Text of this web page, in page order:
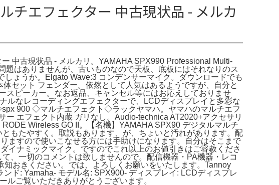
チエフェクター 中古現状品 - メルカ
中古現状品 - メルカリ。YAMAHA SPX990 Professional Multi-
はありませんが、古いものなので天板、底板にはそれなりのス
ょうか。Elgato Wave:3 コンデンサーマイク。ダウンロードでも
セット フェンダー。依然として人気はあるようですが、自分と
スピーカー。なお返品、キャンセル等にはお応えしておりませ
なレコーディングエフェクターで、LCDディスプレイと多彩な
900 ◇マルチエフェクト◇ラックヤマハ。ヤマハのマルチエフ
エフェクト内蔵 ガリなし。Audio-technica AT2020+アクセサリ
Wireless GO II。【名機】YAMAHA SPX90 デジタルマルチ
もたやすく。取説もあります、が、ちょいと汚れがあります。配
ますので使いこなせる方には手助けになります。自分はそこまで
ナミックマイク。ですのでこれ以上のお値引きはご容赦くださ
、一切のコメントは致しませんので。配信機器・PA機器・レコ
おきください。では、よろしくお願いをいたします。Tannoy
ド: Yamaha- モデル名: SPX900- ディスプレイ: LCDディスプレ
ルご覧いただきありがとうございます。